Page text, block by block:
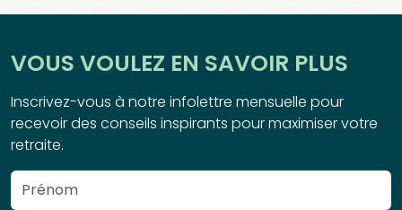
VOUS VOULEZ EN SAVOIR PLUS
Inscrivez-vous à notre infolettre mensuelle pour
recevoir des conseils inspirants pour maximiser votre
retraite.